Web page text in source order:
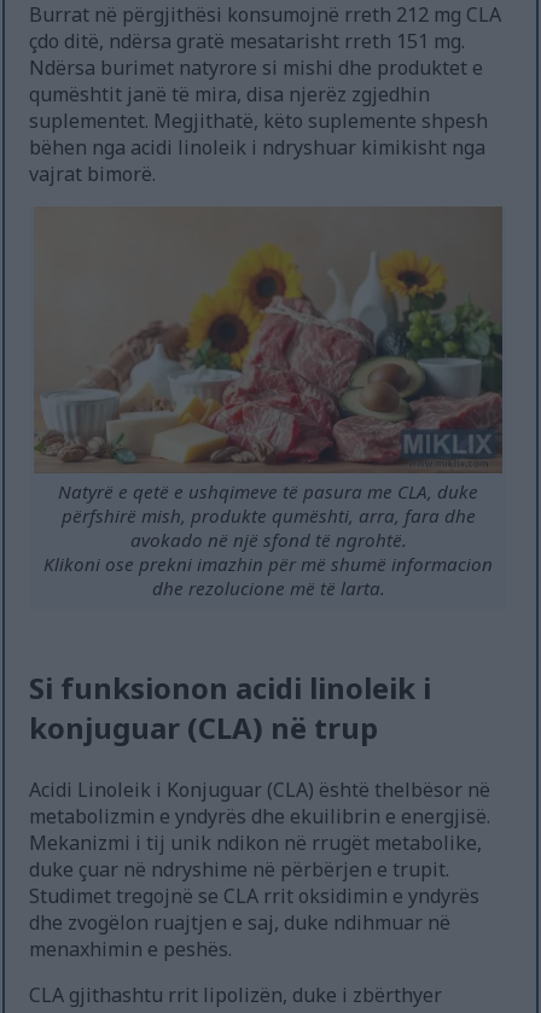
Burrat në përgjithësi konsumojnë rreth 212 mg CLA
çdo ditë, ndërsa gratë mesatarisht rreth 151 mg.
Ndërsa burimet natyrore si mishi dhe produktet e
qumështit janë të mira, disa njerëz zgjedhin
suplementet. Megjithatë, këto suplemente shpesh
bëhen nga acidi linoleik i ndryshuar kimikisht nga
vajrat bimorë.
Natyrë e qetë e ushqimeve të pasura me CLA, duke
përfshirë mish, produkte qumështi, arra, fara dhe
avokado në një sfond të ngrohtë.
Klikoni ose prekni imazhin për më shumë informacion
dhe rezolucione më të larta.
Si funksionon acidi linoleik i
konjuguar (CLA) në trup
Acidi Linoleik i Konjuguar (CLA) është thelbësor në
metabolizmin e yndyrës dhe ekuilibrin e energjisë.
Mekanizmi i tij unik ndikon në rrugët metabolike,
duke çuar në ndryshime në përbërjen e trupit.
Studimet tregojnë se CLA rrit oksidimin e yndyrës
dhe zvogëlon ruajtjen e saj, duke ndihmuar në
menaxhimin e peshës.
CLA gjithashtu rrit lipolizën, duke i zbërthyer